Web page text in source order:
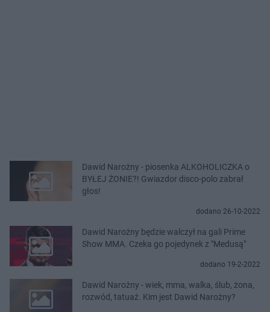
Dawid Narożny - piosenka ALKOHOLICZKA o
BYŁEJ ŻONIE?! Gwiazdor disco-polo zabrał
głos!
dodano 26-10-2022
Dawid Narożny będzie walczył na gali Prime
Show MMA. Czeka go pojedynek z "Medusą"
dodano 19-2-2022
Dawid Narożny - wiek, mma, walka, ślub, żona,
rozwód, tatuaż. Kim jest Dawid Narożny?